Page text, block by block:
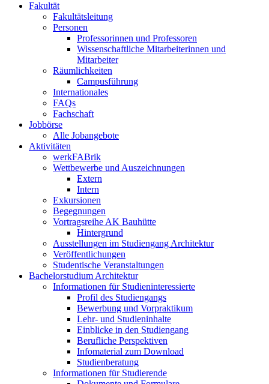
Fakultät
Fakultätsleitung
Personen
Professorinnen und Professoren
Wissenschaftliche Mitarbeiterinnen und
Mitarbeiter
Räumlichkeiten
Campusführung
Internationales
FAQs
Fachschaft
Jobbörse
Alle Jobangebote
Aktivitäten
werkFABrik
Wettbewerbe und Auszeichnungen
Extern
Intern
Exkursionen
Begegnungen
Vortragsreihe AK Bauhütte
Hintergrund
Ausstellungen im Studiengang Architektur
Veröffentlichungen
Studentische Veranstaltungen
Bachelorstudium Architektur
Informationen für Studieninteressierte
Profil des Studiengangs
Bewerbung und Vorpraktikum
Lehr- und Studieninhalte
Einblicke in den Studiengang
Berufliche Perspektiven
Infomaterial zum Download
Studienberatung
Informationen für Studierende